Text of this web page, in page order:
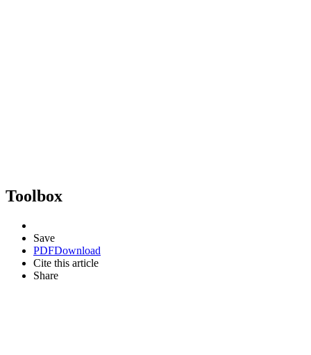
Toolbox
Save
PDFDownload
Cite this article
Share